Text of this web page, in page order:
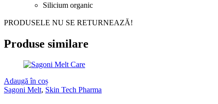
Silicium organic
PRODUSELE NU SE RETURNEAZĂ!
Produse similare
Adaugă în coș
Sagoni Melt, Skin Tech Pharma